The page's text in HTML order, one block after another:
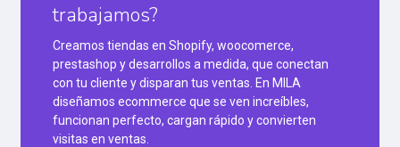
trabajamos?
Creamos tiendas en Shopify, woocomerce,
prestashop y desarrollos a medida, que conectan
con tu cliente y disparan tus ventas. En MILA
diseñamos ecommerce que se ven increíbles,
funcionan perfecto, cargan rápido y convierten
visitas en ventas.